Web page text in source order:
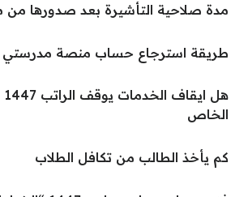
مدة صلاحية التأشيرة بعد صدورها من
طريقة استرجاع حساب منصة مدرستي
الخاص
كم يأخذ الطالب من تكافل الطلاب